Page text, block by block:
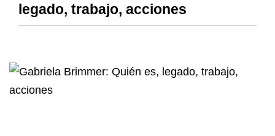
legado, trabajo, acciones